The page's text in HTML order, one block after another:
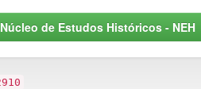
Núcleo de Estudos Históricos - NEH